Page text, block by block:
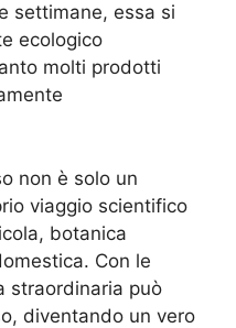
settimane, essa si
ecologico
molti prodotti
non è solo un
viaggio scientifico
botanica
Con le
straordinaria può
diventando un vero